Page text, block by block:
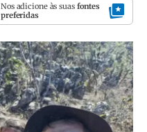
Nos adicione às suas fontes
preferidas